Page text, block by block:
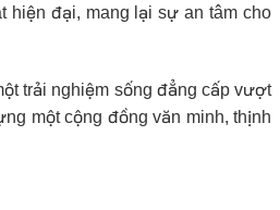
hiện đại, mang lại sự an tâm cho
trải nghiệm sống đẳng cấp vượt
một cộng đồng văn minh, thịnh